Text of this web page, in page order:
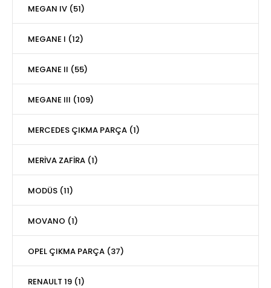
MEGAN IV (51)
MEGANE I (12)
MEGANE II (55)
MEGANE III (109)
MERCEDES ÇIKMA PARÇA (1)
MERİVA ZAFİRA (1)
MODÜS (11)
MOVANO (1)
OPEL ÇIKMA PARÇA (37)
RENAULT 19 (1)